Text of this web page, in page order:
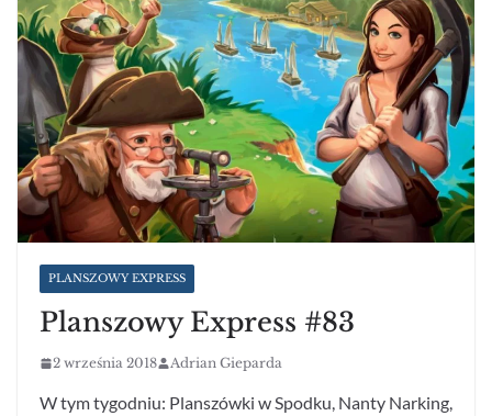
PLANSZOWY EXPRESS
Planszowy Express #83
2 września 2018 Adrian Gieparda
W tym tygodniu: Planszówki w Spodku, Nanty Narking,